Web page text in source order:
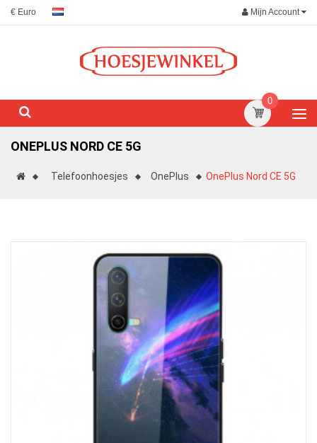
€ Euro Mijn Account
0
ONEPLUS NORD CE 5G
Telefoonhoesjes OnePlus OnePlus Nord CE 5G